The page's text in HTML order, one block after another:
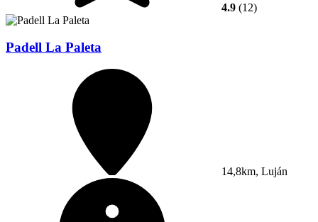
4.9 (12)
Padell La Paleta
14,8km, Luján